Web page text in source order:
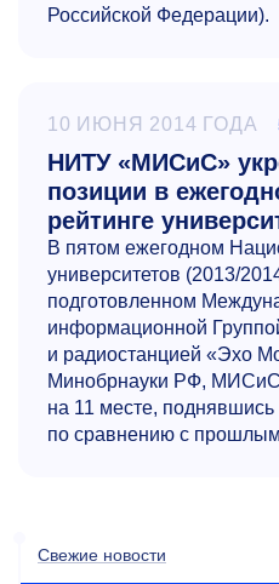
Российской Федерации).
10 ИЮНЯ 2014 ГОДА
НИТУ «МИСиС»
позиции в
рейтинге
В пятом ежегодном
университетов (2013/
подготовленном
информационной
и радиостанцией «Эхо
Минобрнауки РФ,
на 11 месте,
по сравнению с
Свежие новости